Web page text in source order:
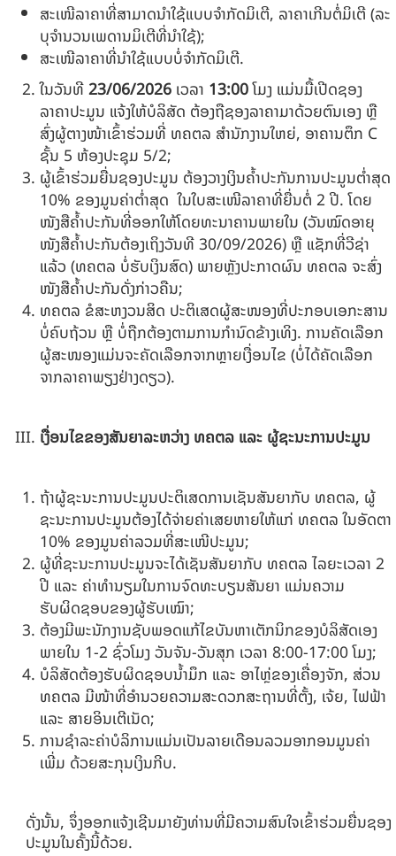
ສະເໜີລາຄາທີ່ສາມາດນໍາໃຊ້ແບບຈໍາກັດມິເຕີ, ລາຄາເກີນຕໍ່ມິເຕີ (ລະ
ບຸຈໍານວນເພດານມິເຕີທີ່ນໍາໃຊ້);
ສະເໜີລາຄາທີ່ນໍາໃຊ້ແບບບໍ່ຈໍາກັດມິເຕີ.
ໃນວັນທີ23/06/2026 ເວລາ 13:00ໂມງ ແມ່ນມື້ເປີດຊອງ
ລາຄາປະມູນ ແຈ້ງໃຫ້ບໍລິສັດ ຕ້ອງຖືຊອງລາຄາມາດ້ວຍຕົນເອງ ຫຼື
ສົ່ງຜູ້ຕາງໜ້າເຂົ້າຮ່ວມທີ່ ທຄຕລ ສໍານັກງານໃຫຍ່, ອາຄານຕຶກ C
ຊັ້ນ 5 ຫ້ອງປະຊຸມ 5/2;
ຜູ້ເຂົ້າຮ່ວມຍື່ນຊອງປະມູນ ຕ້ອງວາງເງິນຄໍ້າປະກັນການປະມູນຕໍ່າສຸດ
10% ຂອງມູນຄ່າຕໍ່າສຸດ ໃນໃບສະເໜີລາຄາທີ່ຍື່ນຕໍ່ 2 ປີ. ໂດຍ
ໜັງສືຄໍ້າປະກັນທີ່ອອກໃຫ້ໂດຍທະນາຄານພາຍໃນ (ວັນໝົດອາຍຸ
ໜັງສືຄໍ້າປະກັນຕ້ອງເຖິງວັນທີ 30/09/2026) ຫຼື ແຊັກທີ່ວີຊ່າ
ແລ້ວ (ທຄຕລ ບໍ່ຮັບເງິນສົດ) ພາຍຫຼັງປະກາດຜົນ ທຄຕລ ຈະສົ່ງ
ໜັງສືຄໍ້າປະກັນດັ່ງກ່າວຄືນ;
ທຄຕລ ຂໍສະຫງວນສິດ ປະຕິເສດຜູ້ສະໜອງທີ່ປະກອບເອກະສານ
ບໍ່ຄົບຖ້ວນ ຫຼື ບໍ່ຖືກຕ້ອງຕາມການກຳນົດຂ້າງເທິງ. ການຄັດເລືອກ
ຜູ້ສະໜອງແມ່ນຈະຄັດເລືອກຈາກຫຼາຍເງື່ອນໄຂ (ບໍ່ໄດ້ຄັດເລືອກ
ຈາກລາຄາພຽງຢ່າງດຽວ).
ເງື່ອນໄຂຂອງສັນຍາລະຫວ່າງ ທຄຕລ ແລະ ຜູ້ຊະນະການປະມູນ
ຖ້າຜູ້ຊະນະການປະມູນປະຕິເສດການເຊັນສັນຍາກັບ ທຄຕລ, ຜູ້
ຊະນະການປະມູນຕ້ອງໄດ້ຈ່າຍຄ່າເສຍຫາຍໃຫ້ແກ່ ທຄຕລ ໃນອັດຕາ
10% ຂອງມູນຄ່າລວມທີ່ສະເໜີປະມູນ;
ຜູ້ທີ່ຊະນະການປະມູນຈະໄດ້ເຊັນສັນຍາກັບ ທຄຕລ ໄລຍະເວລາ 2
ປີ ແລະ ຄ່າທໍານຽມໃນການຈົດທະບຽນສັນຍາ ແມ່ນຄວາມ
ຮັບຜິດຊອບຂອງຜູ້ຮັບເໝົາ;
ຕ້ອງມີພະນັກງານຊັບພອດແກ້ໄຂບັນຫາເຕັກນິກຂອງບໍລິສັດເອງ
ພາຍໃນ 1-2 ຊົ່ວໂມງ ວັນຈັນ-ວັນສຸກ ເວລາ 8:00-17:00 ໂມງ;
ບໍລິສັດຕ້ອງຮັບຜິດຊອບນໍ້າມຶກ ແລະ ອາໄຫຼ່ຂອງເຄື່ອງຈັກ, ສ່ວນ
ທຄຕລ ມີໜ້າທີ່ອໍານວຍຄວາມສະດວກສະຖານທີ່ຕັ້ງ, ເຈ້ຍ, ໄຟຟ້າ
ແລະ ສາຍອິນເຕີເນັດ;
ການຊໍາລະຄ່າບໍລິການແມ່ນເປັນລາຍເດືອນລວມອາກອນມູນຄ່າ
ເພີ່ມ ດ້ວຍສະກຸນເງິນກີບ.
ດັ່ງນັ້ນ, ຈຶ່ງອອກແຈ້ງເຊີນມາຍັງທ່ານທີ່ມີຄວາມສົນໃຈເຂົ້າຮ່ວມຍື່ນຊອງ
ປະມູນໃນຄັ້ງນີ້ດ້ວຍ.